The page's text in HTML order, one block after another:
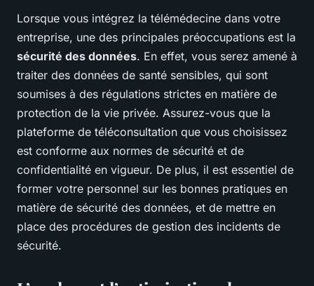
Lorsque vous intégrez la télémédecine dans votre
entreprise, une des principales préoccupations est la
sécurité des données. En effet, vous serez amené à
traiter des données de santé sensibles, qui sont
soumises à des régulations strictes en matière de
protection de la vie privée. Assurez-vous que la
plateforme de téléconsultation que vous choisissez
est conforme aux normes de sécurité et de
confidentialité en vigueur. De plus, il est essentiel de
former votre personnel sur les bonnes pratiques en
matière de sécurité des données, et de mettre en
place des procédures de gestion des incidents de
sécurité.